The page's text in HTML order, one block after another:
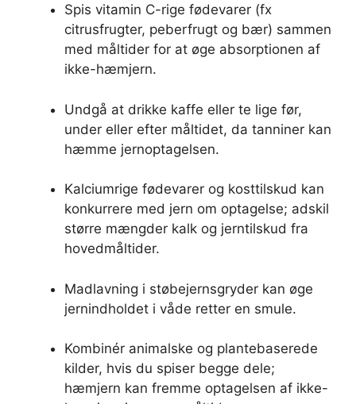
Spis vitamin C-rige fødevarer (fx
citrusfrugter, peberfrugt og bær) sammen
med måltider for at øge absorptionen af
ikke-hæmjern.
Undgå at drikke kaffe eller te lige før,
under eller efter måltidet, da tanniner kan
hæmme jernoptagelsen.
Kalciumrige fødevarer og kosttilskud kan
konkurrere med jern om optagelse; adskil
større mængder kalk og jerntilskud fra
hovedmåltider.
Madlavning i støbejernsgryder kan øge
jernindholdet i våde retter en smule.
Kombinér animalske og plantebaserede
kilder, hvis du spiser begge dele;
hæmjern kan fremme optagelsen af ikke-